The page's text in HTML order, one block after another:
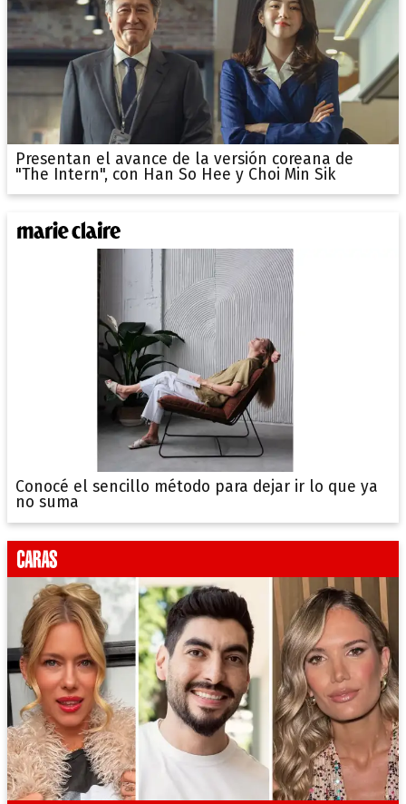
Presentan el avance de la versión coreana de
"The Intern", con Han So Hee y Choi Min Sik
Conocé el sencillo método para dejar ir lo que ya
no suma